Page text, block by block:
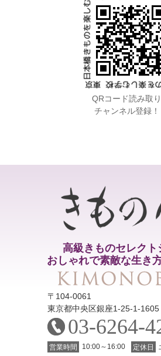
QRコード読み取
チャンネル登録！
高級きものセレクト
おしゃれで素敵な生き
〒104-0061
東京都中央区銀座1-25-1-1605
03-6264-
営業時間 10:00～16:00 定休日